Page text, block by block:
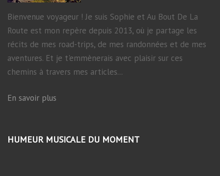
Bienvenue voyageur ! Je suis Sophie et Au Bout De La
Route est mon repère depuis 2013, où je partage les
récits de mes road-trips, de mes randonnées et de mes
aventures. Et je t'emmènerais avec plaisir sur ces
chemins à travers mes articles...
En savoir plus
HUMEUR MUSICALE DU MOMENT